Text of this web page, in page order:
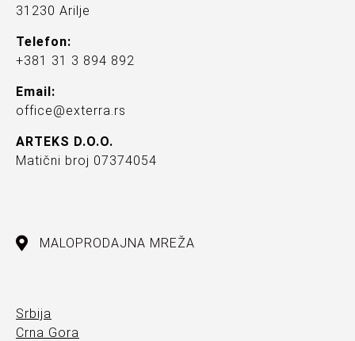
31230 Arilje
Telefon:
+381 31 3 894 892
Email:
office@exterra.rs
ARTEKS D.O.O.
Matični broj 07374054
MALOPRODAJNA MREŽA
Srbija
Crna Gora